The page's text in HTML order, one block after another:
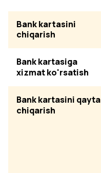
Bank kartasini
chiqarish
Bank kartasiga
xizmat ko'rsatish
Bank kartasini qayta
chiqarish